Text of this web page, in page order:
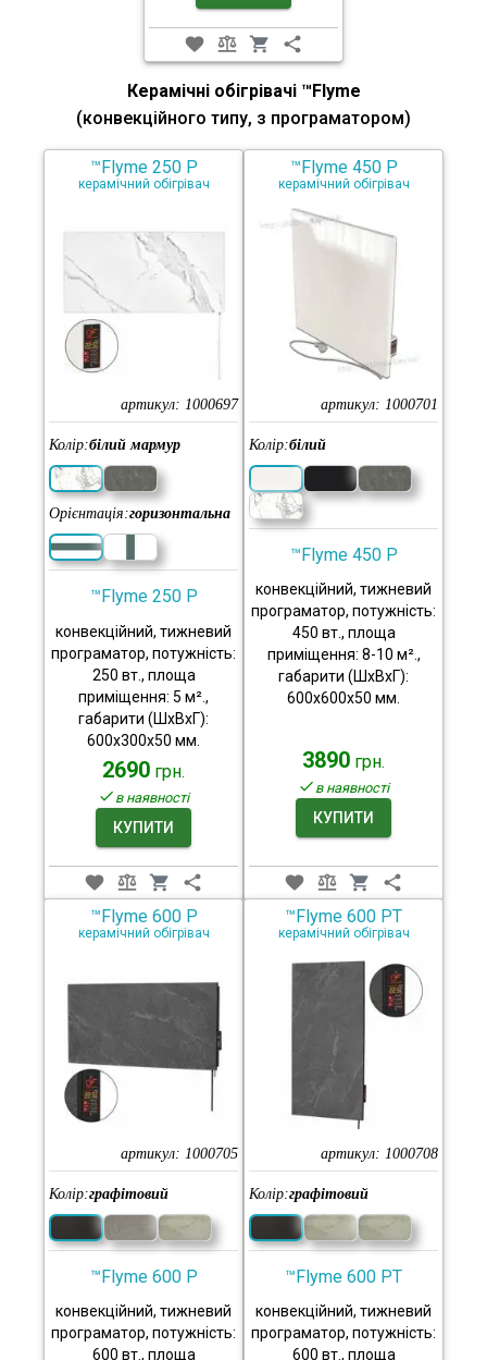
Керамічні обігрівачі ™Flyme
(конвекційного типу, з програматором)
™Flyme 250 P
керамічний обігрівач
артикул: 1000697
Колір:білий мармур
Орієнтація:горизонтальна
™Flyme 250 P
конвекційний, тижневий
програматор, потужність:
250 вт., площа
приміщення: 5 м².,
габарити (ШхВхГ):
600x300x50 мм.
2690 грн.
в наявності
КУПИТИ
™Flyme 450 P
керамічний обігрівач
артикул: 1000701
Колір:білий
™Flyme 450 P
конвекційний, тижневий
програматор, потужність:
450 вт., площа
приміщення: 8-10 м².,
габарити (ШхВхГ):
600x600x50 мм.
3890 грн.
в наявності
КУПИТИ
™Flyme 600 P
керамічний обігрівач
артикул: 1000705
Колір:графітовий
™Flyme 600 P
конвекційний, тижневий
програматор, потужність:
600 вт., площа
™Flyme 600 PT
керамічний обігрівач
артикул: 1000708
Колір:графітовий
™Flyme 600 PT
конвекційний, тижневий
програматор, потужність:
600 вт., площа